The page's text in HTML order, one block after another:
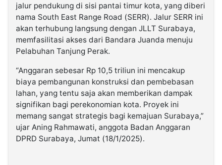
jalur pendukung di sisi pantai timur kota, yang diberi
nama South East Range Road (SERR). Jalur SERR ini
akan terhubung langsung dengan JLLT Surabaya,
memfasilitasi akses dari Bandara Juanda menuju
Pelabuhan Tanjung Perak.
“Anggaran sebesar Rp 10,5 triliun ini mencakup
biaya pembangunan konstruksi dan pembebasan
lahan, yang tentu saja akan memberikan dampak
signifikan bagi perekonomian kota. Proyek ini
memang sangat strategis bagi kemajuan Surabaya,”
ujar Aning Rahmawati, anggota Badan Anggaran
DPRD Surabaya, Jumat (18/1/2025).